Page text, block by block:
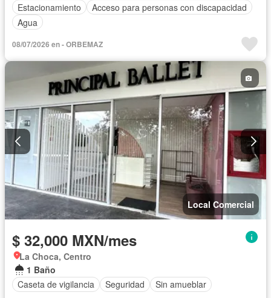
Estacionamiento
Acceso para personas con discapacidad
Agua
08/07/2026 en - ORBEMAZ
Local Comercial
$ 32,000 MXN/mes
La Choca, Centro
1 Baño
Caseta de vigilancia
Seguridad Sin amueblar